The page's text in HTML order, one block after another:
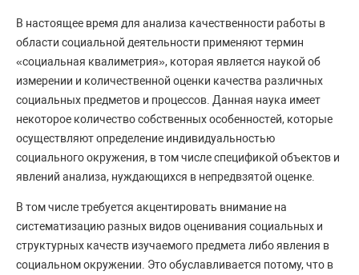
В настоящее время для анализа качественности работы в
области социальной деятельности применяют термин
«социальная квалиметрия», которая является наукой об
измерении и количественной оценки качества различных
социальных предметов и процессов. Данная наука имеет
некоторое количество собственных особенностей, которые
осуществляют определение индивидуальностью
социального окружения, в том числе спецификой объектов и
явлений анализа, нуждающихся в непредвзятой оценке.
В том числе требуется акцентировать внимание на
систематизацию разных видов оценивания социальных и
структурных качеств изучаемого предмета либо явления в
социальном окружении. Это обуславливается потому, что в